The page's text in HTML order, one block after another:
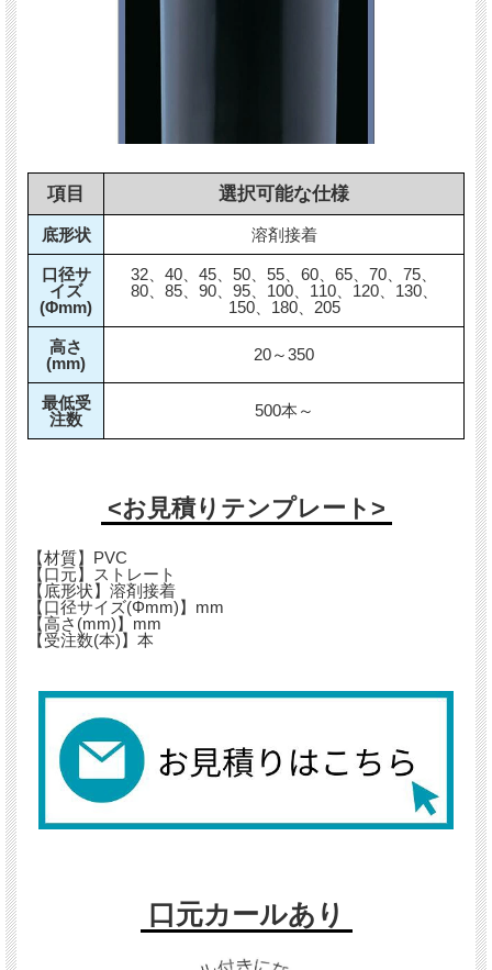
項目 選択可能な仕様
底形状 溶剤接着
口径サ
イズ
(Φmm)
32、40、45、50、55、60、65、70、75、
80、85、90、95、100、110、120、130、
150、180、205
高さ
(mm)
20～350
最低受
注数
500本～
<お見積りテンプレート>
【材質】PVC
【口元】ストレート
【底形状】溶剤接着
【口径サイズ(Φmm)】mm
【高さ(mm)】mm
【受注数(本)】本
口元カールあり